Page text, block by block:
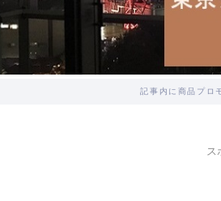
記事内に商品プロ
ス